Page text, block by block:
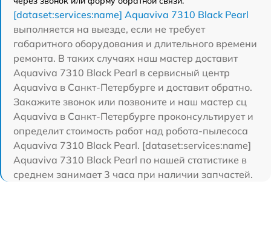
[dataset:services:name] Aquaviva 7310 Black Pearl
выполняется на выезде, если не требует
габаритного оборудования и длительного времени
ремонта. В таких случаях наш мастер доставит
Aquaviva 7310 Black Pearl в сервисный центр
Aquaviva в Санкт-Петербурге и доставит обратно.
Закажите звонок или позвоните и наш мастер сц
Aquaviva в Санкт-Петербурге проконсультирует и
определит стоимость работ над робота-пылесоса
Aquaviva 7310 Black Pearl. [dataset:services:name]
Aquaviva 7310 Black Pearl по нашей статистике в
среднем занимает 3 часа при наличии запчастей.